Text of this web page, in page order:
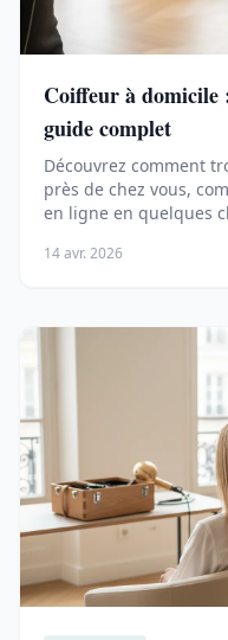
Coiffeur à domicile
guide complet
Découvrez comment
près de chez vous,
en ligne en quelques
14 avr. 2026